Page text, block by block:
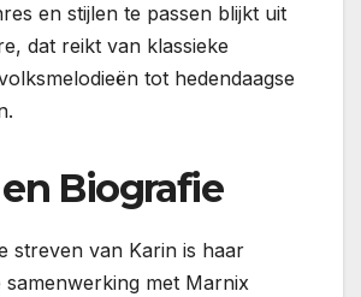
en stijlen te passen blijkt uit
dat reikt van klassieke
tot hedendaagse
Biografie
streven van Karin is haar
met Marnix